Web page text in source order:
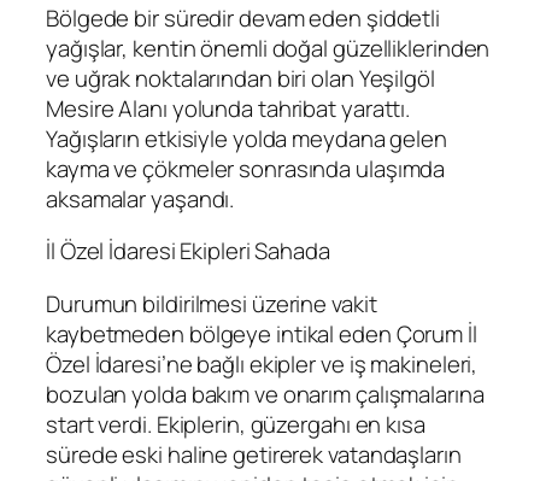
Bölgede bir süredir devam eden şiddetli
yağışlar, kentin önemli doğal güzelliklerinden
ve uğrak noktalarından biri olan Yeşilgöl
Mesire Alanı yolunda tahribat yarattı.
Yağışların etkisiyle yolda meydana gelen
kayma ve çökmeler sonrasında ulaşımda
aksamalar yaşandı.
İl Özel İdaresi Ekipleri Sahada
Durumun bildirilmesi üzerine vakit
kaybetmeden bölgeye intikal eden Çorum İl
Özel İdaresi’ne bağlı ekipler ve iş makineleri,
bozulan yolda bakım ve onarım çalışmalarına
start verdi. Ekiplerin, güzergahı en kısa
sürede eski haline getirerek vatandaşların